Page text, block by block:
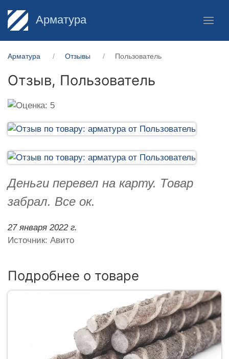
Арматура
Арматура Отзывы Пользователь
Отзыв, Пользователь
Деньги перевел на карту. Товар
забрал. Все ок.
27 января 2022 г.
Источник: Авито
Подробнее о товаре